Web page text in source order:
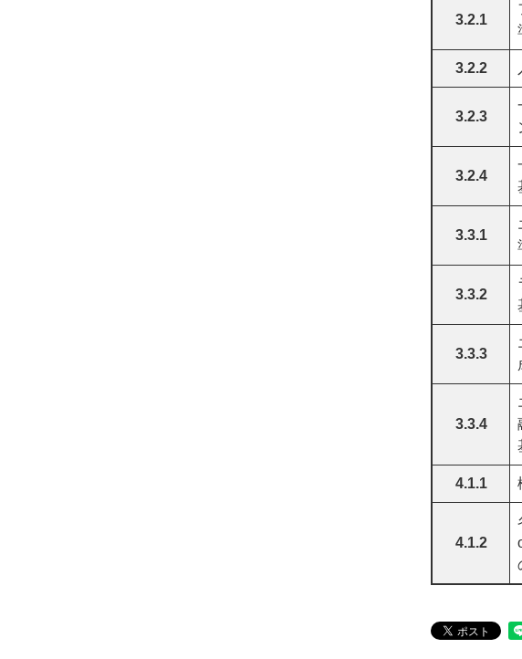
3.2.1
3.2.2
3.2.3
3.2.4
3.3.1
3.3.2
3.3.3
3.3.4
4.1.1
4.1.2